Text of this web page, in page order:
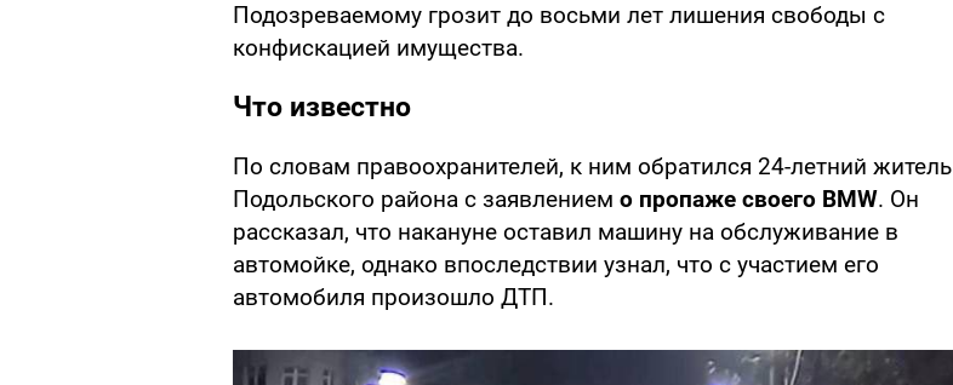
Подозреваемому грозит до восьми лет лишения свободы с
конфискацией имущества.
Что известно
По словам правоохранителей, к ним обратился 24-летний житель
Подольского района с заявлением о пропаже своего BMW. Он
рассказал, что накануне оставил машину на обслуживание в
автомойке, однако впоследствии узнал, что с участием его
автомобиля произошло ДТП.